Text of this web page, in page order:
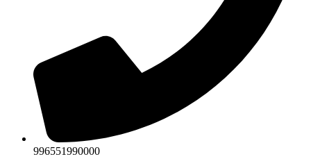
996551990000‬